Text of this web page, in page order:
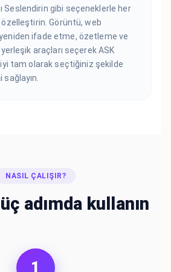
Seslendirin gibi seçeneklerle her
Görüntü, web
ifade etme, özetleme ve
araçları seçerek ASK
tam olarak seçtiğiniz şekilde
NASIL ÇALIŞIR?
adımda kullanın
1